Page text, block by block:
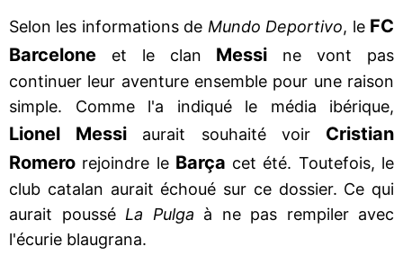
Selon les informations de Mundo Deportivo, le FC
Barcelone et le clan Messi ne vont pas
continuer leur aventure ensemble pour une raison
simple. Comme l'a indiqué le média ibérique,
Lionel Messi aurait souhaité voir Cristian
Romero rejoindre le Barça cet été. Toutefois, le
club catalan aurait échoué sur ce dossier. Ce qui
aurait poussé La Pulga à ne pas rempiler avec
l'écurie blaugrana.